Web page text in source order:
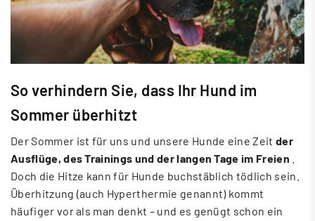
So verhindern Sie, dass Ihr Hund im
Sommer überhitzt
Der Sommer ist für uns und unsere Hunde eine Zeit der
Ausflüge, des Trainings und der langen Tage im Freien
Doch die Hitze kann für Hunde buchstäblich tödlich sein.
Überhitzung (auch Hyperthermie genannt) kommt
häufiger vor als man denkt – und es genügt schon ein